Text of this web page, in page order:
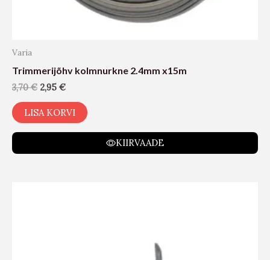
Varia
Trimmerijõhv kolmnurkne 2.4mm x15m
3,70€ 2,95 €
LISA KORVI
KIIRVAADE